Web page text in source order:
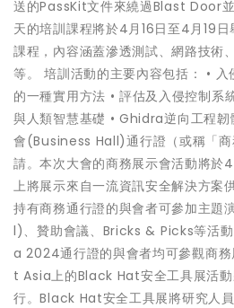
送的PassKit文件來繞過Blast Door
天的培訓課程將於4月16日至4月19
課程，內容涵蓋滲透測試、網路技術
等。 培訓活動的主要內容包括： •
的一種實用方法 • 評估及入侵控制系
與人類智慧基礎 • Ghidra逆向工程
會(Business Hall)通行證（或稱「商
請。本次大會的商務展示會活動將於
上將展示來自一流資訊安全解決方案
持有商務通行證的與會者可參加主
l)、贊助會議、Bricks & Picks等活
a 2024通行證的與會者均可參觀商
t Asia上的Black Hat安全工具展活
行。Black Hat安全工具展將研究人